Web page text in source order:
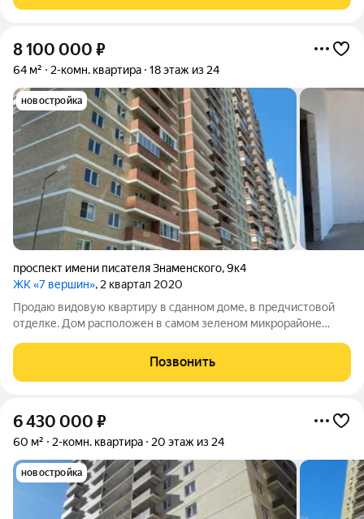
8 100 000 ₽
64 м² 2-комн. квартира 18 этаж из 24
новостройка
проспект имени писателя Знаменского,9к4
ЖК «7 вершин», 2 квартал 2020
Продаю видовую квартиру в сданном доме, в предчистовой
отделке. Дом расположен в самом зеленом микрорайоне
развязка. Ипотека возможна, обременений нет!
Позвонить
6 430 000 ₽
60 м² 2-комн. квартира 20 этаж из 24
новостройка